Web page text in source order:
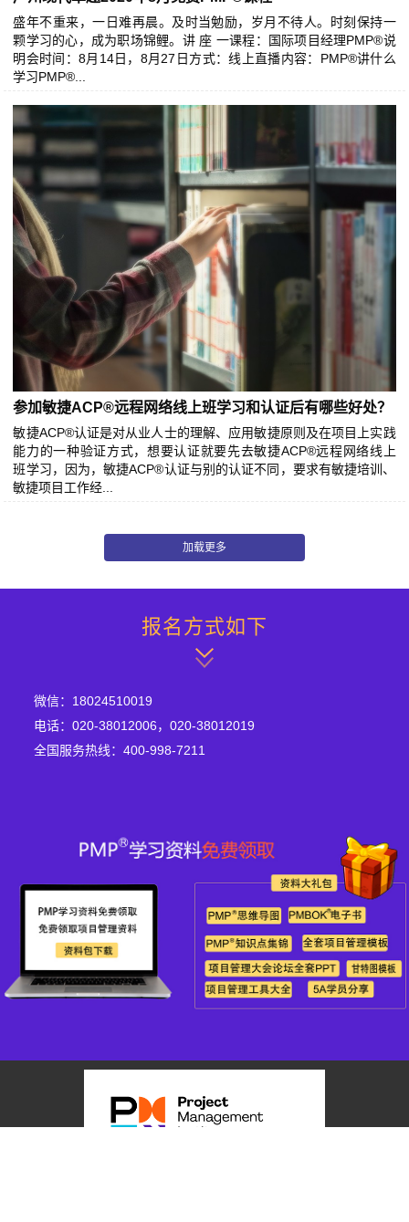
盛年不重来，一日难再晨。及时当勉励，岁月不待人。时刻保持一
颗学习的心，成为职场锦鲤。讲 座 一课程：国际项目经理PMP®说
明会时间：8月14日，8月27日方式：线上直播内容：PMP®讲什么
学习PMP®...
参加敏捷ACP®远程网络线上班‍学习和认证后有哪些好处？
敏捷ACP®认证是对从业人士的理解、应用敏捷原则及在项目上实践
能力的一种验证方式，想要认证就要先去敏捷ACP®远程网络线上
班‍学习，因为，敏捷ACP®认证与别的认证不同，要求有敏捷培训、
敏捷项目工作经...
报名方式如下
微信：18024510019
电话：020-38012006，020-38012019
全国服务热线：400-998-7211